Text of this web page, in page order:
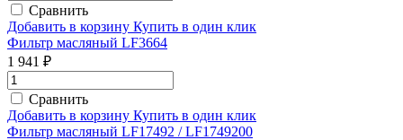
Сравнить
Добавить в корзину Купить в один клик
Фильтр масляный LF3664
1 941 ₽
Сравнить
Добавить в корзину Купить в один клик
Фильтр масляный LF17492 / LF1749200